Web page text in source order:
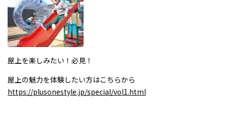
屋上を楽しみたい！必見！
屋上の魅力を体験したい方はこちらから
https://plusonestyle.jp/special/vol1.html